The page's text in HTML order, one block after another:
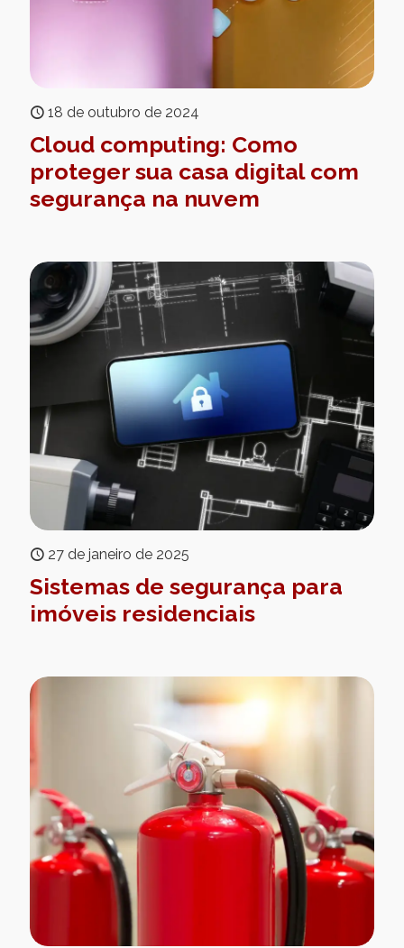
18 de outubro de 2024
Cloud computing: Como
proteger sua casa digital com
segurança na nuvem
27 de janeiro de 2025
Sistemas de segurança para
imóveis residenciais